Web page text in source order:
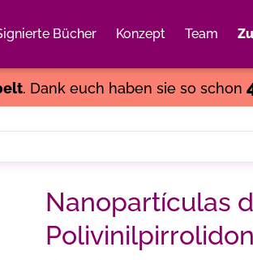
Bücher Konzept Team
. Dank euch haben sie so schon
Nanopartículas